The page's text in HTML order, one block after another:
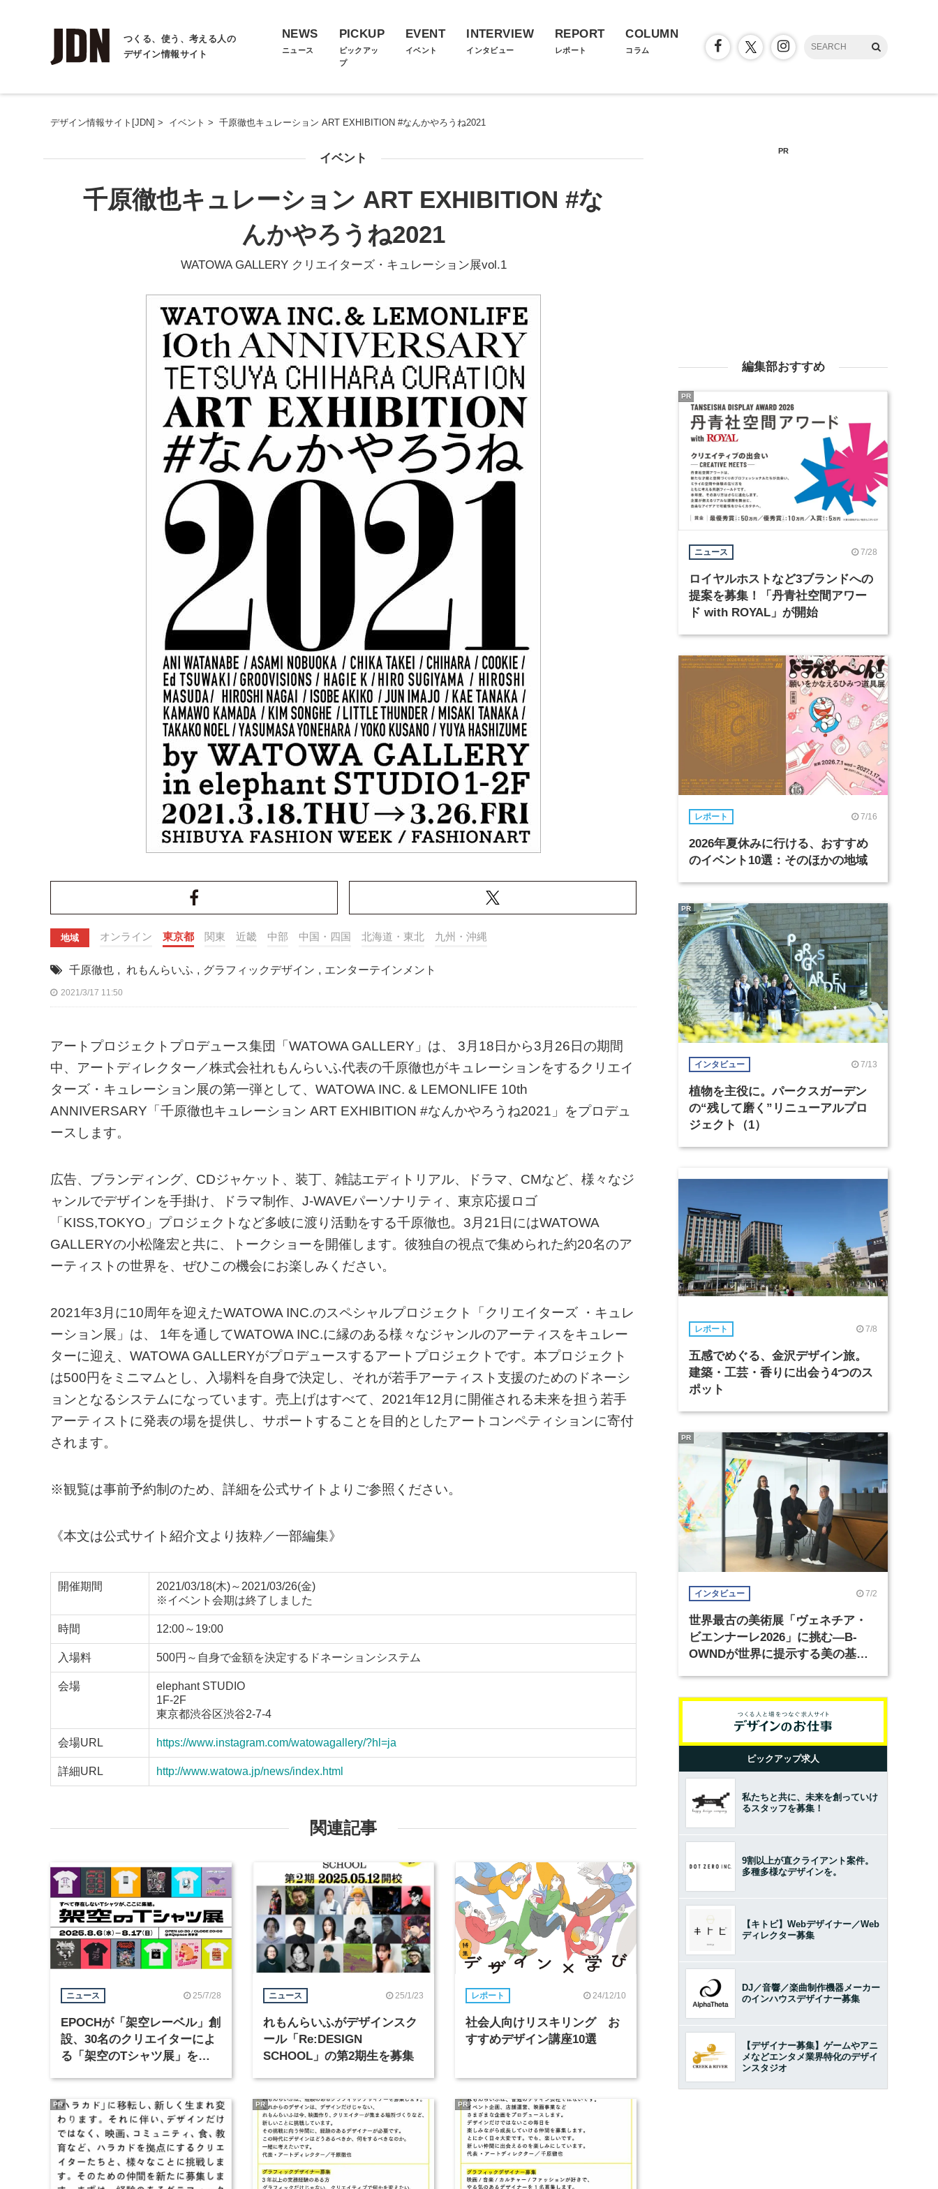
つくる、使う、考える人の
デザイン情報サイト
NEWS
ニュース
PICKUP
ピックアッ
プ
EVENT
イベント
INTERVIEW
インタビュー
REPORT
レポート
COLUMN
コラム
デザイン情報サイト[JDN] > イベント > 千原徹也キュレーション ART EXHIBITION #なんかやろうね2021
イベント
千原徹也キュレーション ART EXHIBITION #な
んかやろうね2021
WATOWA GALLERY クリエイターズ・キュレーション展vol.1
地域 オンライン 東京都 関東 近畿 中部 中国・四国 北海道・東北 九州・沖縄
千原徹也 , れもんらいふ , グラフィックデザイン , エンターテインメント
2021/3/17 11:50
アートプロジェクトプロデュース集団「WATOWA GALLERY」は、 3月18日から3月26日の期間
中、アートディレクター／株式会社れもんらいふ代表の千原徹也がキュレーションをするクリエイ
ターズ・キュレーション展の第一弾として、WATOWA INC. & LEMONLIFE 10th
ANNIVERSARY「千原徹也キュレーション ART EXHIBITION #なんかやろうね2021」をプロデュ
ースします。
広告、ブランディング、CDジャケット、装丁、雑誌エディトリアル、ドラマ、CMなど、様々なジ
ャンルでデザインを手掛け、ドラマ制作、J-WAVEパーソナリティ、東京応援ロゴ
「KISS,TOKYO」プロジェクトなど多岐に渡り活動をする千原徹也。3月21日にはWATOWA
GALLERYの小松隆宏と共に、トークショーを開催します。彼独自の視点で集められた約20名のア
ーティストの世界を、ぜひこの機会にお楽しみください。
2021年3月に10周年を迎えたWATOWA INC.のスペシャルプロジェクト「クリエイターズ ・キュレ
ーション展」は、 1年を通してWATOWA INC.に縁のある様々なジャンルのアーティスをキュレー
ターに迎え、WATOWA GALLERYがプロデュースするアートプロジェクトです。本プロジェクト
は500円をミニマムとし、入場料を自身で決定し、それが若手アーティスト支援のためのドネーシ
ョンとなるシステムになっています。売上げはすべて、2021年12月に開催される未来を担う若手
アーティストに発表の場を提供し、サポートすることを目的としたアートコンペティションに寄付
されます。
※観覧は事前予約制のため、詳細を公式サイトよりご参照ください。
《本文は公式サイト紹介文より抜粋／一部編集》
開催期間
2021/03/18(木)～2021/03/26(金)
※イベント会期は終了しました
時間 12:00～19:00
入場料 500円～自身で金額を決定するドネーションシステム
会場
elephant STUDIO
1F-2F
東京都渋⾕区渋⾕2-7-4
会場URL https://www.instagram.com/watowagallery/?hl=ja
詳細URL http://www.watowa.jp/news/index.html
関連記事
ニュース 25/7/28
EPOCHが「架空レーベル」創
設、30名のクリエイターによ
る「架空のTシャツ展」を開
ニュース 25/1/23
れもんらいふがデザインスク
ール「Re:DESIGN
SCHOOL」の第2期生を募集
レポート 24/12/10
社会人向けリスキリング お
すすめデザイン講座10選
PR PR PR
PR
編集部おすすめ
ニュース 7/28
ロイヤルホストなど3ブランドへの
提案を募集！「丹青社空間アワー
ド with ROYAL」が開始
PR
レポート 7/16
2026年夏休みに行ける、おすすめ
のイベント10選：そのほかの地域
インタビュー 7/13
植物を主役に。パークスガーデン
の“残して磨く”リニューアルプロ
ジェクト（1）
PR
レポート 7/8
五感でめぐる、金沢デザイン旅。
建築・工芸・香りに出会う4つのス
ポット
インタビュー 7/2
世界最古の美術展「ヴェネチア・
ビエンナーレ2026」に挑む―B-
OWNDが世界に提示する美の基準
PR
ピックアップ求人
私たちと共に、未来を創っていけ
るスタッフを募集！
9割以上が直クライアント案件。
多種多様なデザインを。
【キトビ】Webデザイナー／Web
ディレクター募集
DJ／音響／楽曲制作機器メーカー
のインハウスデザイナー募集
【デザイナー募集】ゲームやアニ
メなどエンタメ業界特化のデザイ
ンスタジオ